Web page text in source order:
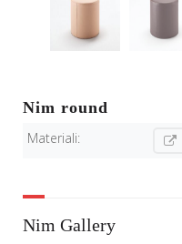
Nim round
Materiali:
Nim Gallery